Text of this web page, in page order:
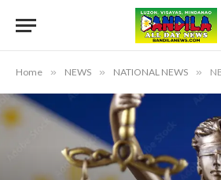
Home » NEWS » NATIONAL NEWS » NBI,